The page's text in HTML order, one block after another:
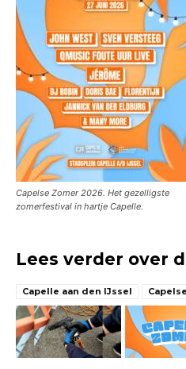
Capelse Zomer 2026. Het gezelligste
zomerfestival in hartje Capelle.
Lees verder over
Capelle aan den IJssel